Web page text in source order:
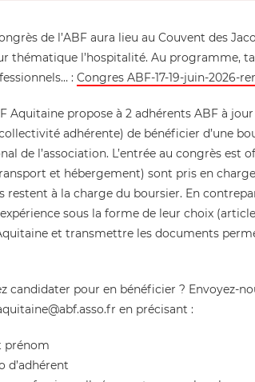
de l’ABF aura lieu au Couvent des
thématique l’hospitalité. Au programme,
: Congres ABF-17-19-juin-2026-
Aquitaine propose à 2 adhérents ABF à
adhérente) de bénéficier d’une
de l’association. L’entrée au congrès est
et hébergement) sont pris en
restent à la charge du boursier. En
sous la forme de leur choix
et transmettre les documents
candidater pour en bénéficier ? Envoyez-
en précisant :
prénom
d’adhérent